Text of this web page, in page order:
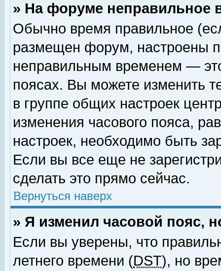
» На форуме неправильное
Обычно время правильное
размещен форум, настроены
неправильным временем —
поясах. Вы можете изменить
в группе общих настроек
изменения часового пояса,
настроек, необходимо быть
Если вы все еще не
сделать это прямо сейчас.
Вернуться наверх
» Я изменил часовой пояс,
Если вы уверены, что
летнего времени (DST), но